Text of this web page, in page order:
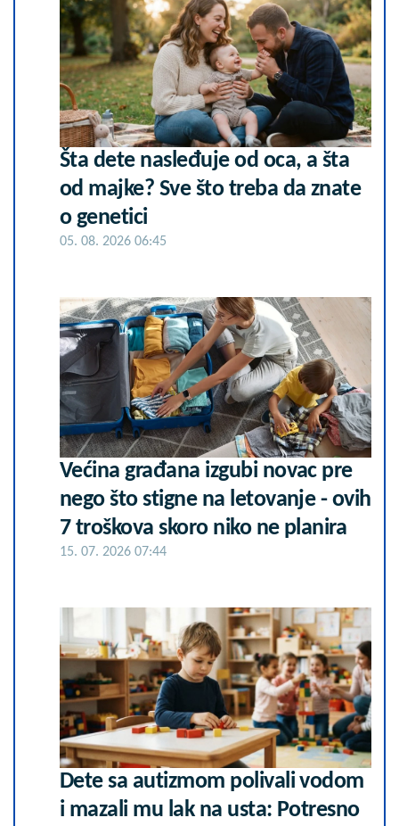
Šta dete nasleđuje od oca, a šta
od majke? Sve što treba da znate
o genetici
05. 08. 2026 06:45
Većina građana izgubi novac pre
nego što stigne na letovanje - ovih
7 troškova skoro niko ne planira
15. 07. 2026 07:44
Dete sa autizmom polivali vodom
i mazali mu lak na usta: Potresno